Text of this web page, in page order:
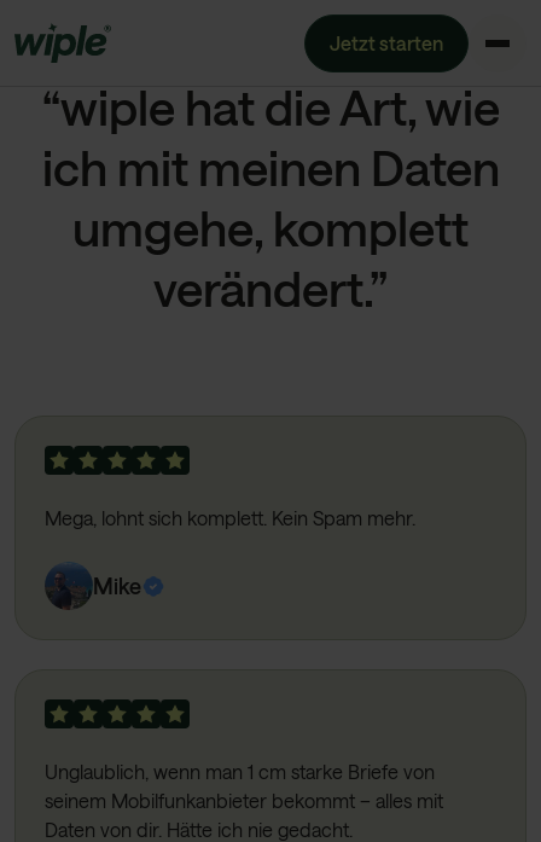
Jetzt starten
“wiple hat die Art, wie
ich mit meinen Daten
umgehe, komplett
verändert.”
Mega, lohnt sich komplett. Kein Spam mehr.
Mike
Unglaublich, wenn man 1 cm starke Briefe von
seinem Mobilfunkanbieter bekommt – alles mit
Daten von dir. Hätte ich nie gedacht.